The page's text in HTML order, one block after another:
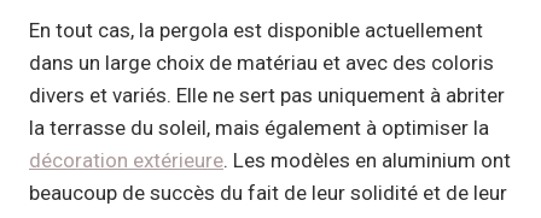
En tout cas, la pergola est disponible actuellement
dans un large choix de matériau et avec des coloris
divers et variés. Elle ne sert pas uniquement à abriter
la terrasse du soleil, mais également à optimiser la
décoration extérieure. Les modèles en aluminium ont
beaucoup de succès du fait de leur solidité et de leur